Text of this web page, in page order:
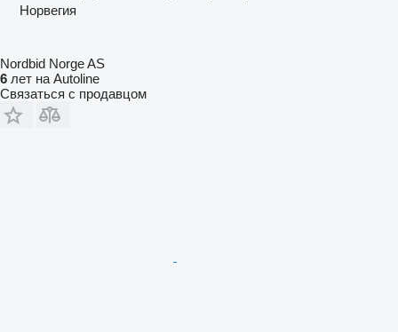
Норвегия
Nordbid Norge AS
6 лет на Autoline
Связаться с продавцом